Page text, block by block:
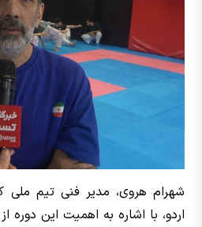
شهرام هروی، مدیر فنی تیم ملی
اردو، با اشاره به اهمیت این دوره